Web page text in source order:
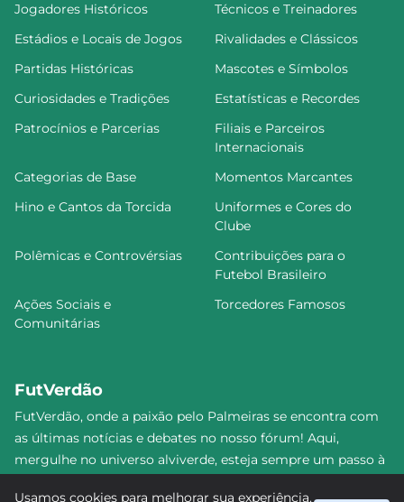
Jogadores Históricos
Técnicos e Treinadores
Estádios e Locais de Jogos
Rivalidades e Clássicos
Partidas Históricas
Mascotes e Símbolos
Curiosidades e Tradições
Estatísticas e Recordes
Patrocínios e Parcerias
Filiais e Parceiros
Internacionais
Categorias de Base
Momentos Marcantes
Hino e Cantos da Torcida
Uniformes e Cores do
Clube
Polêmicas e Controvérsias
Contribuições para o
Futebol Brasileiro
Ações Sociais e
Comunitárias
Torcedores Famosos
FutVerdão
FutVerdão, onde a paixão pelo Palmeiras se encontra com
as últimas notícias e debates no nosso fórum! Aqui,
mergulhe no universo alviverde, esteja sempre um passo à
Usamos cookies para melhorar sua experiência.